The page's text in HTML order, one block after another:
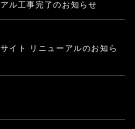
ル工事完了のお知らせ
イト リニューアルのお知ら